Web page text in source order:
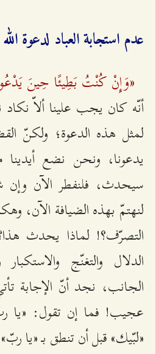
عدم استجابة العباد لدعوة
«وَإِنْ كُنْتُ بَطِيئًا حِينَ
أنّه كان يجب علينا ألاّ
لمثل هذه الدعوة؛ ولكنّ
يدعونا، ونحن نضع أيدينا
سيحدث، فلنفطر الآن وإن
لنهتمّ بهذه الضيافة الآن،
التصرّف؟! لماذا يحدث
الدلال والتغنّج
الجانب، نجد أنّ الإجابة
عجيب! فما إن تقول: «يا
«لبّيك» قبل أن تنطق بـ «يا